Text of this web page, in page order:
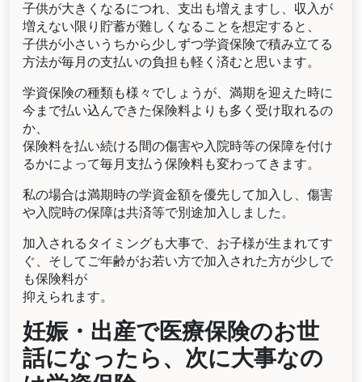
子供が大きくなるにつれ、支出も増えますし、収入が
増えない限り貯蓄が難しくなることを想定すると、
子供が小さいうちから少しずつ学資保険で積み立てる
方法が毎月の支払いの負担も軽く済むと思います。
学資保険の種類も様々でしょうが、満期を迎えた時に
今まで払い込んできた保険料よりも多く受け取れるの
か、
保険料を払い続ける間の傷害や入院時等の保障を付け
るかによって毎月支払う保険料も変わってきます。
私の場合は満期時の学資金額を優先して加入し、傷害
や入院時の保障は共済等で別途加入しました。
加入されるタイミングも大事で、お子様が生まれてす
ぐ、そしてご年齢がお若い方で加入された方が少しで
も保険料が
抑えられます。
妊娠・出産で医療保険のお世
話になったら、次に大事なの